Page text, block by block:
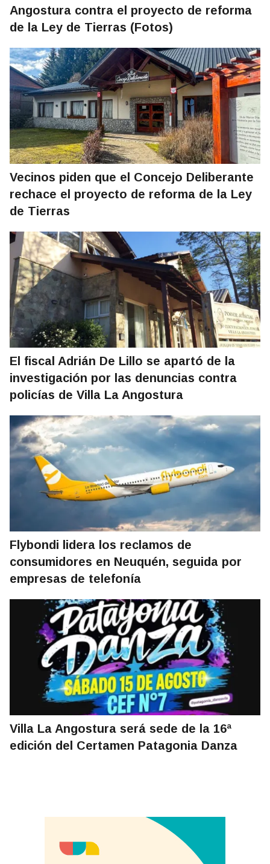
Angostura contra el proyecto de reforma
de la Ley de Tierras (Fotos)
Vecinos piden que el Concejo Deliberante
rechace el proyecto de reforma de la Ley
de Tierras
El fiscal Adrián De Lillo se apartó de la
investigación por las denuncias contra
policías de Villa La Angostura
Flybondi lidera los reclamos de
consumidores en Neuquén, seguida por
empresas de telefonía
Villa La Angostura será sede de la 16ª
edición del Certamen Patagonia Danza